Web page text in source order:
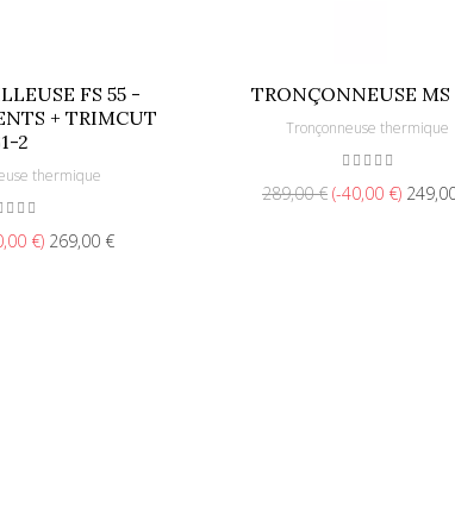
FS 55 -
+ TRIMCUT
2
thermique
€ 269,00 €
TRONÇONNEUSE MS
Tronçonneuse thermique
289,00 € -40,00 €